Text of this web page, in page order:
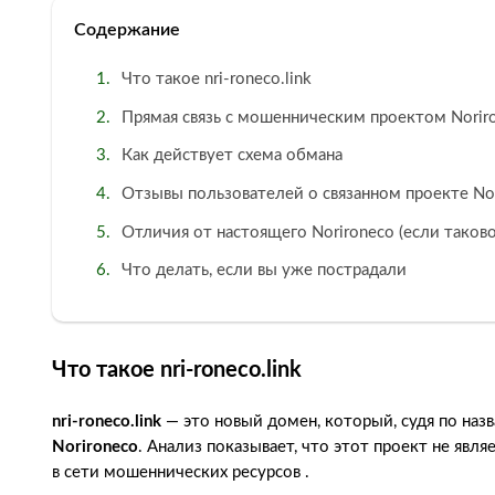
Содержание
Что такое nri-roneco.link
Прямая связь с мошенническим проектом
Как действует схема обмана
Отзывы пользователей о связанном проекте
Отличия от настоящего Norironeco (если
Что делать, если вы уже пострадали
Что такое nri-roneco.link
nri-roneco.link — это новый домен, который, судя по
Norironeco. Анализ показывает, что этот проект не
в сети мошеннических ресурсов .